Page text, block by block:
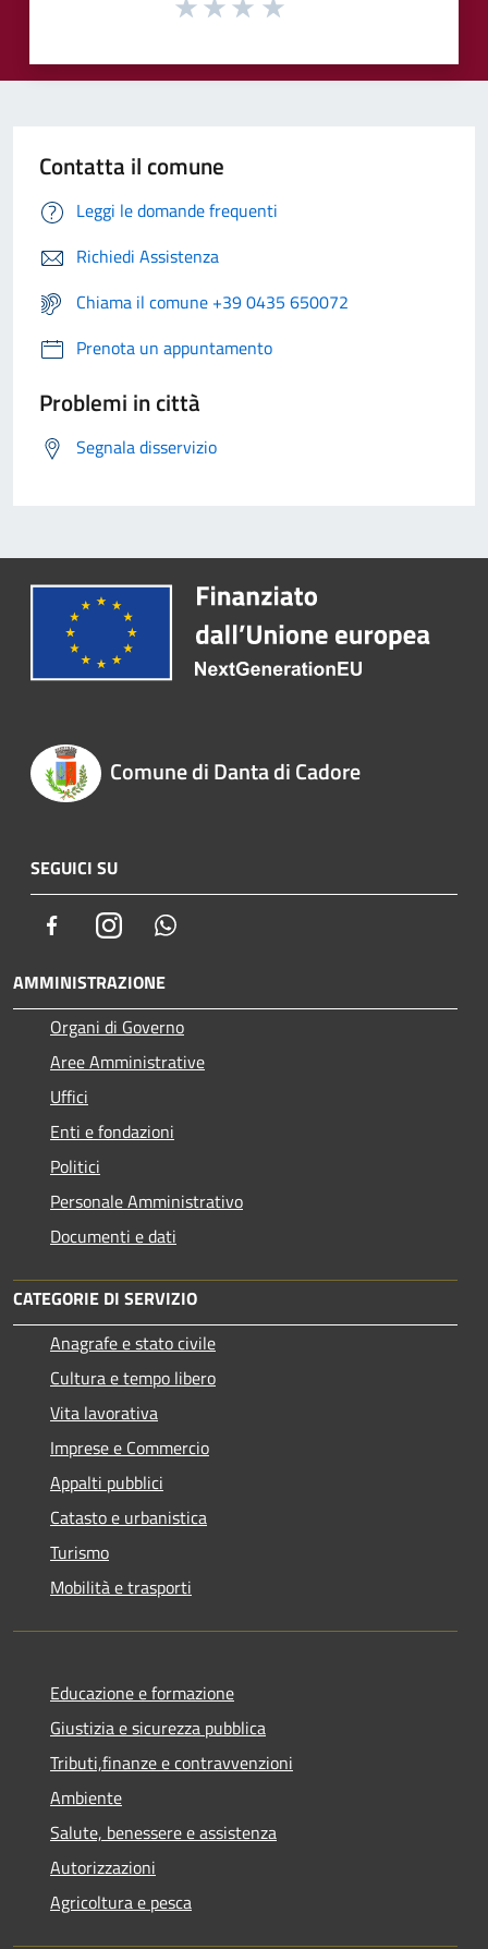
Contatta il comune
Leggi le domande frequenti
Richiedi Assistenza
Chiama il comune +39 0435 650072
Prenota un appuntamento
Problemi in città
Segnala disservizio
Comune di Danta di Cadore
SEGUICI SU
FacebookInstagram
AMMINISTRAZIONE
Organi di Governo
Aree Amministrative
Uffici
Enti e fondazioni
Politici
Personale Amministrativo
Documenti e dati
CATEGORIE DI SERVIZIO
Anagrafe e stato civile
Cultura e tempo libero
Vita lavorativa
Imprese e Commercio
Appalti pubblici
Catasto e urbanistica
Turismo
Mobilità e trasporti
Educazione e formazione
Giustizia e sicurezza pubblica
Tributi,finanze e contravvenzioni
Ambiente
Salute, benessere e assistenza
Autorizzazioni
Agricoltura e pesca